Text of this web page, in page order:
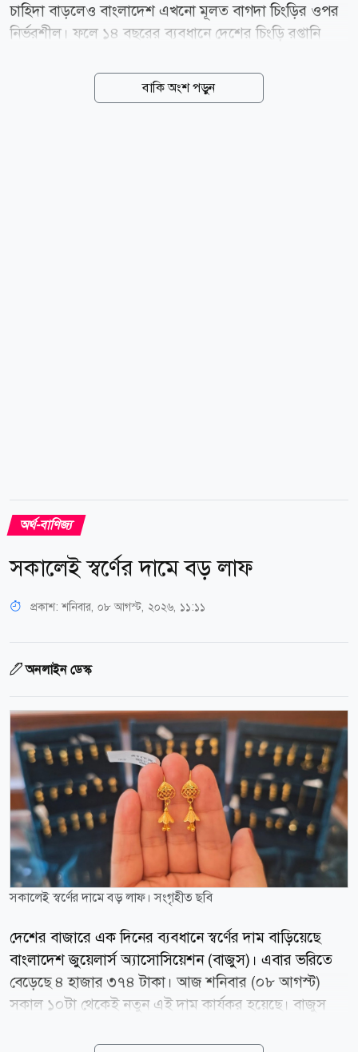
চাহিদা বাড়লেও বাংলাদেশ এখনো মূলত বাগদা চিংড়ির ওপর
নির্ভরশীল। ফলে ১৪ বছরের ব্যবধানে দেশের চিংড়ি রপ্তানি
অধিদপ্তর এবং বাংলাদেশ ফ্রোজেন ফুডস এক্সপোর্টার্স
অ্যাসোসিয়েশনের (বিএফএফইএ) তথ্য অনুযায়ী, ২০১২-১৩
বাকি অংশ পড়ুন
অর্থ-বাণিজ্য
সকালেই স্বর্ণের দামে বড় লাফ
প্রকাশ:শনিবার, ০৮ আগস্ট, ২০২৬, ১১:১১
অনলাইন ডেস্ক
সকালেই স্বর্ণের দামে বড় লাফ। সংগৃহীত ছবি
দেশের বাজারে এক দিনের ব্যবধানে স্বর্ণের দাম বাড়িয়েছে
বাংলাদেশ জুয়েলার্স অ্যাসোসিয়েশন (বাজুস)। এবার ভরিতে
বেড়েছে ৪ হাজার ৩৭৪ টাকা। আজ শনিবার (০৮ আগস্ট)
সকাল ১০টা থেকেই নতুন এই দাম কার্যকর হয়েছে। বাজুস